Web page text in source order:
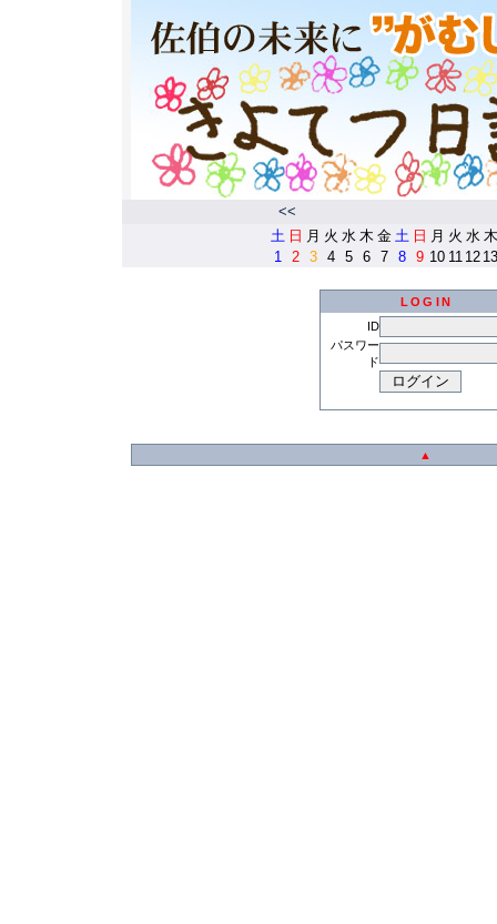
<<
土 日 月 火 水 木 金 土 日 月 火 水 木
1
2 3 4 5 6 7 8 9 10 11 12 13
LOGIN
ID
パスワー
ド
▲